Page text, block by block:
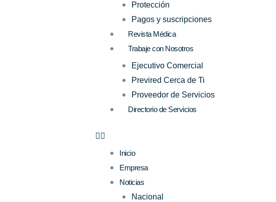
Protección
Pagos y suscripciones
Revista Médica
Trabaje con Nosotros
Ejecutivo Comercial
Previred Cerca de Ti
Proveedor de Servicios
Directorio de Servicios
Inicio
Empresa
Noticias
Nacional